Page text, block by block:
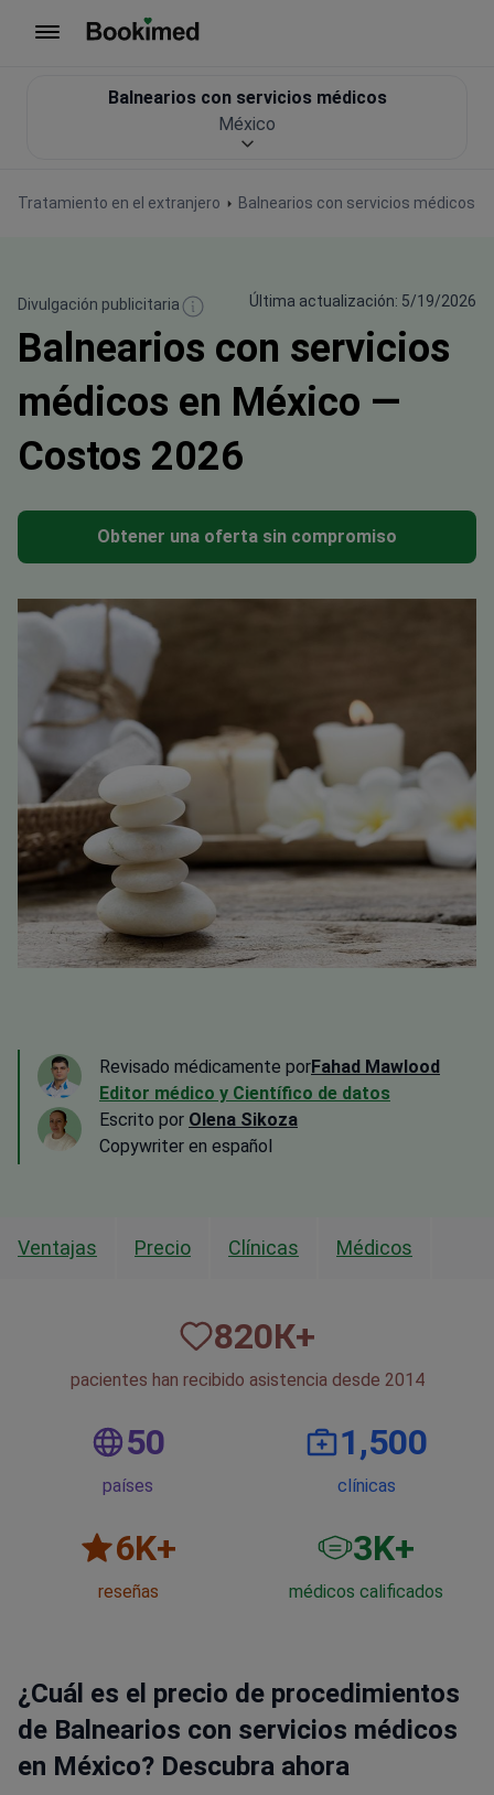
Tratamiento en el extranjero Balnearios con servicios médicos
Balnearios con servicios médicos
México
Divulgación publicitaria Última actualización: 5/19/2026
Balnearios con servicios
médicos en México —
Costos 2026
Obtener una oferta sin compromiso
Revisado médicamente porFahad Mawlood
Editor médico y Científico de datos
Escrito por Olena Sikoza
Сopywriter en español
Ventajas Precio Clínicas Médicos
820К+
pacientes han recibido asistencia desde 2014
50
países
1,500
clínicas
6K+
reseñas
3K+
médicos calificados
¿Cuál es el precio de procedimientos
de Balnearios con servicios médicos
en México? Descubra ahora